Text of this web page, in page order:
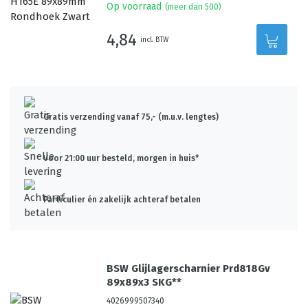
Op voorraad (meer dan 500)
4,84 incl. BTW
Gratis verzending vanaf 75,- (m.u.v. lengtes)
Voor 21:00 uur besteld, morgen in huis*
Particulier én zakelijk achteraf betalen
BSW Glijlagerscharnier Prd818Gv
89x89x3 SKG**
4026999507340